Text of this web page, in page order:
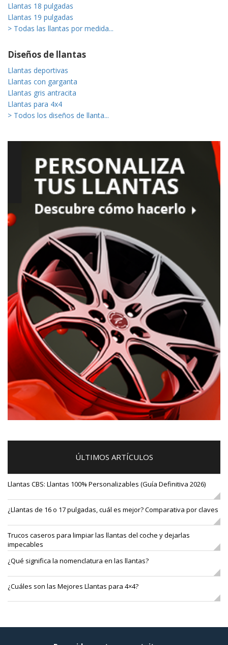
Llantas 18 pulgadas
Llantas 19 pulgadas
> Todas las llantas por medida...
Diseños de llantas
Llantas deportivas
Llantas con garganta
Llantas gris antracita
Llantas para 4x4
> Todos los diseños de llanta...
ÚLTIMOS ARTÍCULOS
Llantas CBS: Llantas 100% Personalizables (Guía Definitiva 2026)
¿Llantas de 16 o 17 pulgadas, cuál es mejor? Comparativa por claves
Trucos caseros para limpiar las llantas del coche y dejarlas
impecables
¿Qué significa la nomenclatura en las llantas?
¿Cuáles son las Mejores Llantas para 4×4?